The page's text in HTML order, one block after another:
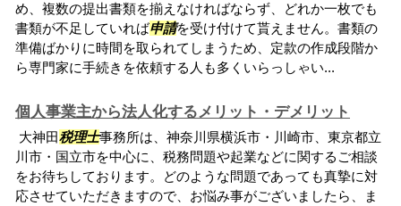
め、複数の提出書類を揃えなければならず、どれか一枚でも
書類が不足していれば申請を受け付けて貰えません。書類の
準備ばかりに時間を取られてしまうため、定款の作成段階か
ら専門家に手続きを依頼する人も多くいらっしゃい...
個人事業主から法人化するメリット・デメリット
大神田税理士事務所は、神奈川県横浜市・川崎市、東京都立
川市・国立市を中心に、税務問題や起業などに関するご相談
をお待ちしております。どのような問題であっても真摯に対
応させていただきますので、お悩み事がございましたら、ま